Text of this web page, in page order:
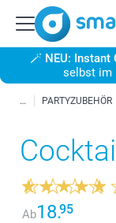
🪄 NEU: Instant
selbst im
PARTYZUBEHÖR
Ab18.95